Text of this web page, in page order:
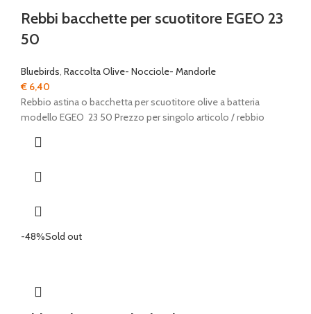
Rebbi bacchette per scuotitore EGEO 23
50
Bluebirds, Raccolta Olive- Nocciole- Mandorle
€ 6,40
Rebbio astina o bacchetta per scuotitore olive a batteria
modello EGEO 23 50 Prezzo per singolo articolo / rebbio
-48%Sold out